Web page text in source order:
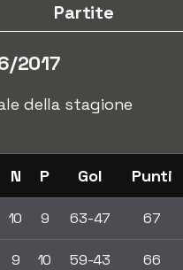
Partite
2017
della stagione
N P Gol Punti
10 9 63-47 67
9 10 59-43 66